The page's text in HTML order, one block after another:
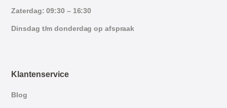
Zaterdag: 09:30 – 16:30
Dinsdag t/m donderdag op afspraak
Klantenservice
Blog